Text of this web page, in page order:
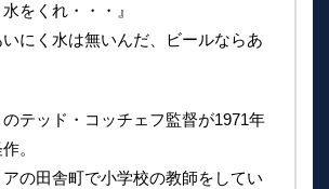
をくれ・・・』
にく水は無いんだ、ビールならあ
のテッド・コッチェフ監督が1971年
。
の田舎町で小学校の教師をしてい